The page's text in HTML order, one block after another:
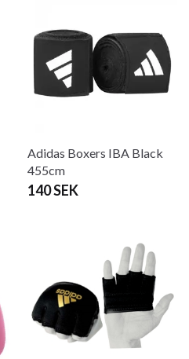
Adidas Boxers IBA Black
455cm
140 SEK